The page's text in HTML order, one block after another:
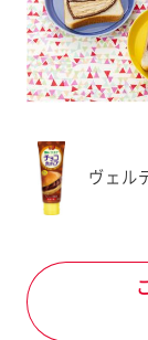
ヴェル